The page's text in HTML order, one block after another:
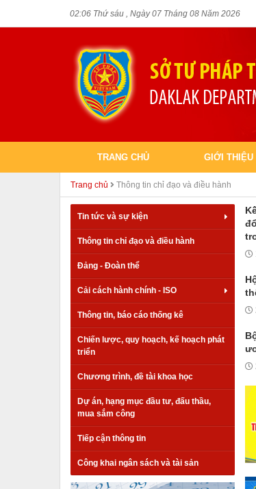
02:06 Thứ sáu , Ngày 07 Tháng 08 Năm 2026
TRANG CHỦ GIỚI THIỆU
Trang chủ Thông tin chỉ đạo và điều hành
Tin tức và sự kiện
Thông tin chỉ đạo và điều hành
Đảng - Đoàn thể
Cải cách hành chính - ISO
Thông tin, báo cáo thống kê
Chiến lược, quy hoạch, kế hoạch phát
triển
Chương trình, đề tài khoa học
Dự án, hạng mục đầu tư, đấu thầu,
mua sắm công
Tiếp cận thông tin
Công khai ngân sách và tài sản